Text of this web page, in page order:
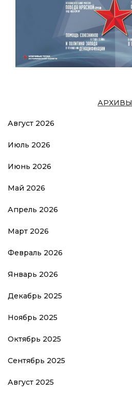
АРХИВЫ
Август 2026
Июль 2026
Июнь 2026
Май 2026
Апрель 2026
Март 2026
Февраль 2026
Январь 2026
Декабрь 2025
Ноябрь 2025
Октябрь 2025
Сентябрь 2025
Август 2025